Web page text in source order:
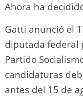
Ahora ha
Gatti anunció el
diputada federal
Partido
candidaturas
antes del 15 de